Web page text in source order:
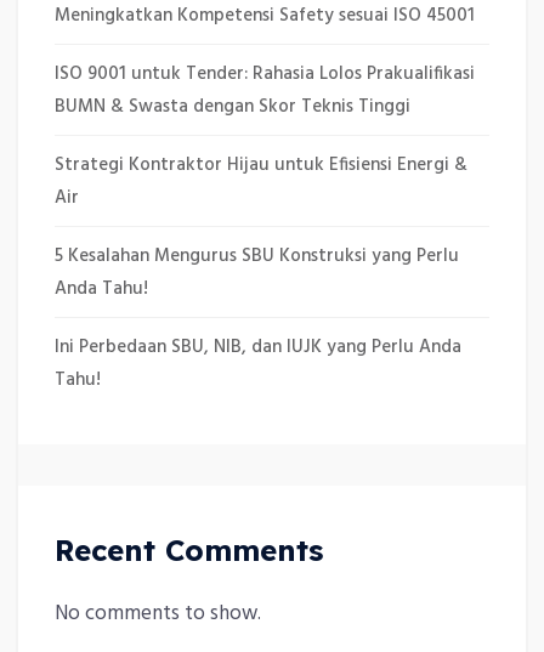
Meningkatkan Kompetensi Safety sesuai ISO 45001
ISO 9001 untuk Tender: Rahasia Lolos Prakualifikasi
BUMN & Swasta dengan Skor Teknis Tinggi
Strategi Kontraktor Hijau untuk Efisiensi Energi &
Air
5 Kesalahan Mengurus SBU Konstruksi yang Perlu
Anda Tahu!
Ini Perbedaan SBU, NIB, dan IUJK yang Perlu Anda
Tahu!
Recent Comments
No comments to show.